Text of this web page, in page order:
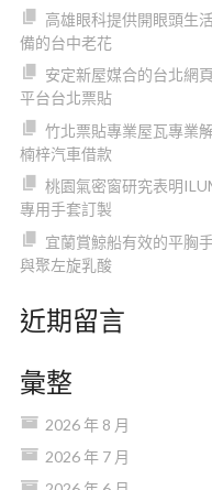
高雄眼科提供開眼頭生
備的台中老花
安定新屋媒合的台北網
平台台北票貼
竹北票貼專業屋瓦專業
楠梓汽車借款
桃園氣密窗研究表明
專用手套訂製
宜蘭賞鯨船有效的平胸
與聚左旋乳酸
近期留言
彙整
2026 年 8 月
2026 年 7 月